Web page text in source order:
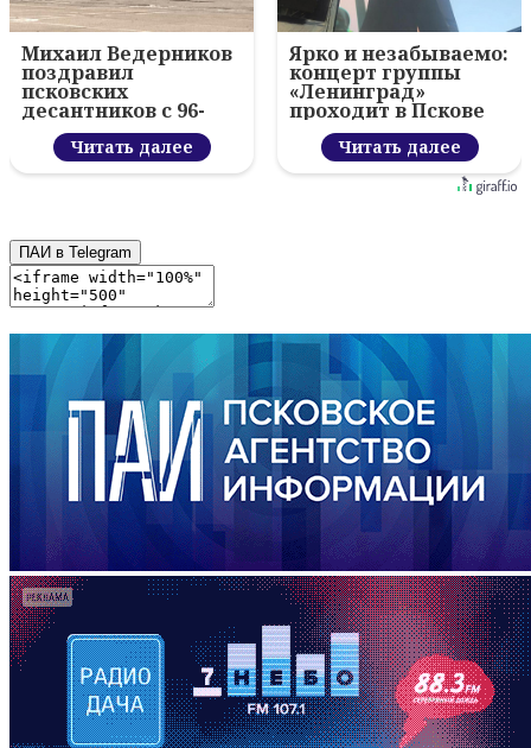
Михаил Ведерников
поздравил
псковских
десантников с 96-
летием ВДВ и
вручил награды
Читать далее
Ярко и незабываемо:
концерт группы
«Ленинград»
проходит в Пскове
Читать далее
ПАИ в Telegram